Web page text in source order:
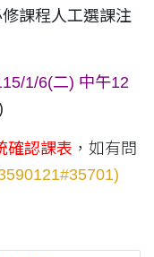
課程人工選課注
1/6(二) 中午12
確認課表 ，如有問